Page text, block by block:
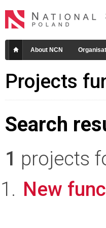
About NCN
Projects
Search
1 projects
New